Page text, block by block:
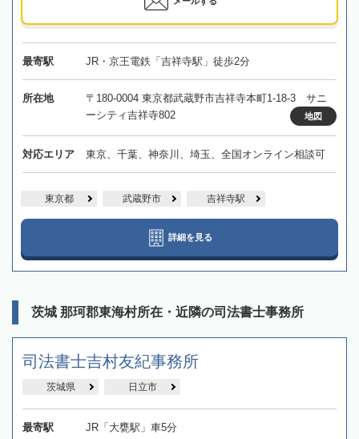
最寄駅 JR・京王電鉄「吉祥寺駅」徒歩2分
所在地
〒180-0004 東京都武蔵野市吉祥寺本町1-18-3 サニ
ーシティ吉祥寺802
地図
対応エリア 東京、千葉、神奈川、埼玉、全国オンライン相談可
東京都 武蔵野市 吉祥寺駅
詳細を見る
茨城 那珂郡東海村所在・近隣の司法書士事務所
司法書士吉村友紀事務所
茨城県 日立市
最寄駅 JR「大甕駅」車5分